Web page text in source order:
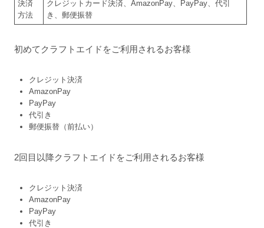
決済
方法
クレジットカード決済、AmazonPay、PayPay、代引
き、郵便振替
初めてクラフトエイドをご利用されるお客様
クレジット決済
AmazonPay
PayPay
代引き
郵便振替（前払い）
2回目以降クラフトエイドをご利用されるお客様
クレジット決済
AmazonPay
PayPay
代引き